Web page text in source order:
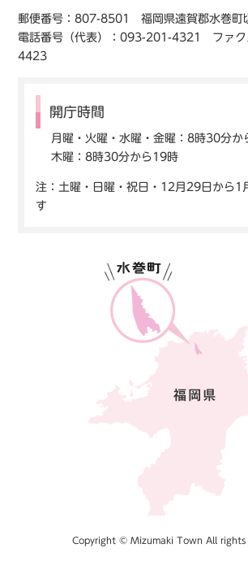
郵便番号：807-8501 福岡県遠賀郡水巻町
電話番号（代表）：093-201-4321 ファ
4423
開庁時間
月曜・火曜・水曜・金曜：8時30分
木曜：8時30分から19時
注：土曜・日曜・祝日・12月29日から1
す
Copyright © Mizumaki Town All rights